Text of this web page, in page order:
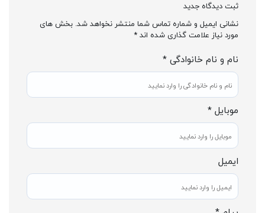
ثبت دیدگاه جدید
نشانی ایمیل و شماره تماس شما منتشر نخواهد شد. بخش های
مورد نیاز علامت گذاری شده اند *
نام و نام خانوادگی *
موبایل *
ایمیل